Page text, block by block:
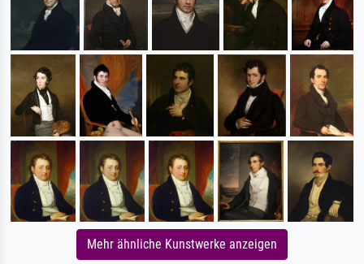
Mehr ähnliche Kunstwerke anzeigen